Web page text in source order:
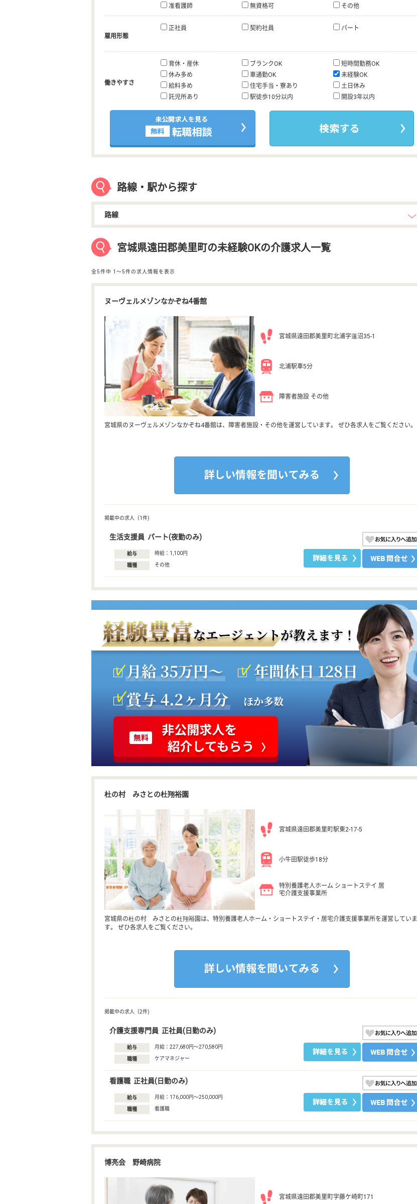
准看護師
無資格可 その他
雇用形態
正社員 契約社員 パート
働きやすさ
育休・産休 ブランクOK
短時間勤務OK
休み多め
車通勤OK
未経験OK
給料多め
住宅手当・寮あり
土日休み
託児所あり
駅徒歩10分以内 開設3年以内
路線・駅から探す
路線
宮城県遠田郡美里町の未経験OKの介護求人一覧
全5件中 1〜5件の求人情報を表示
ヌーヴェルメゾンなかぞね4番館
宮城県遠田郡美里町北浦字蓮沼35-1
北浦駅車5分
障害者施設 その他
宮城県のヌーヴェルメゾンなかぞね4番館は、障害者施設・その他を運営しています。 ぜひ各求人をご覧ください。
掲載中の求人（1件)
生活支援員 パート(夜勤のみ)
給与 時給：1,100円
職種 その他
杜の村 みさとの杜翔裕園
宮城県遠田郡美里町駅東2-17-5
小牛田駅徒歩18分
特別養護老人ホーム ショートステイ 居
宅介護支援事業所
宮城県の杜の村 みさとの杜翔裕園は、特別養護老人ホーム・ショートステイ・居宅介護支援事業所を運営していま
す。 ぜひ各求人をご覧ください。
掲載中の求人（2件)
介護支援専門員 正社員(日勤のみ)
給与 月給：227,680円〜270,580円
職種 ケアマネジャー
看護職 正社員(日勤のみ)
給与 月給：176,000円〜250,000円
職種 看護職
博亮会 野崎病院
宮城県遠田郡美里町字藤ケ崎町171